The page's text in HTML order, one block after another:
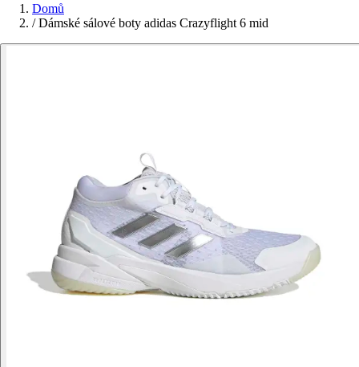
Domů
/ Dámské sálové boty adidas Crazyflight 6 mid